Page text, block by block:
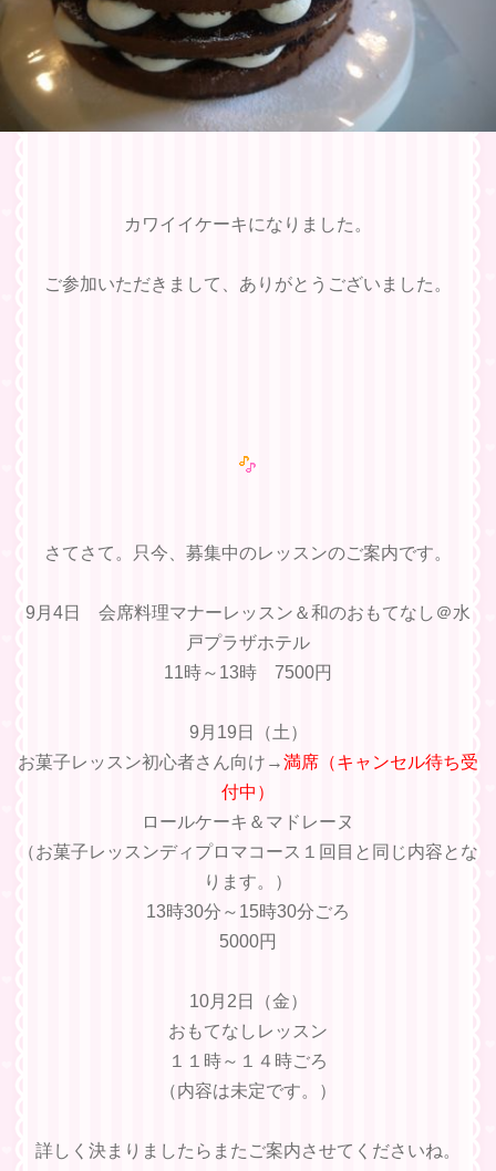
カワイイケーキになりました。
ご参加いただきまして、ありがとうございました。
さてさて。只今、募集中のレッスンのご案内です。
9月4日 会席料理マナーレッスン＆和のおもてなし＠水
戸プラザホテル
11時～13時 7500円
9月19日（土）
お菓子レッスン初心者さん向け→満席（キャンセル待ち受
付中）
ロールケーキ＆マドレーヌ
（お菓子レッスンディプロマコース１回目と同じ内容とな
ります。）
13時30分～15時30分ごろ
5000円
10月2日（金）
おもてなしレッスン
１１時～１４時ごろ
（内容は未定です。）
詳しく決まりましたらまたご案内させてくださいね。